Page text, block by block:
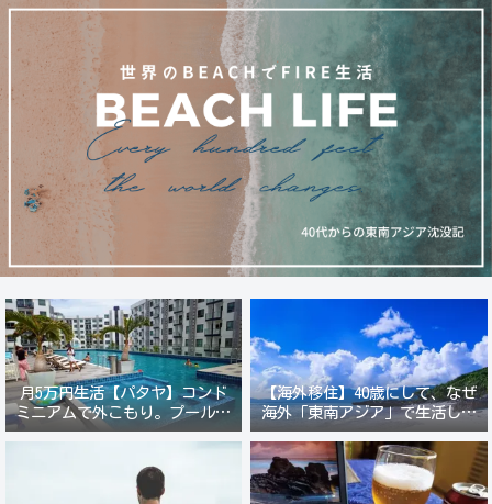
月5万円生活【パタヤ】コンド
ミニアムで外こもり。プール付
き新築コンドでステーキ&ウオ
【海外移住】40歳にして、なぜ
海外「東南アジア」で生活しよ
うと思ったのか？